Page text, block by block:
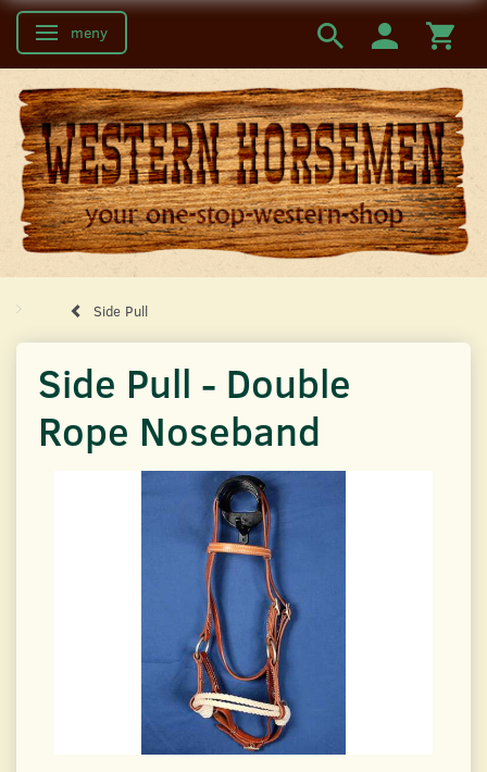
Ändra navigering
meny
Side Pull
Side Pull - Double
Rope Noseband